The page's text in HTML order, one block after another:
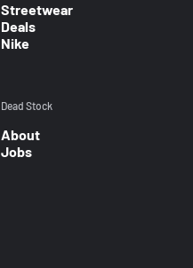
Streetwear
Deals
Nike
Dead Stock
About
Jobs